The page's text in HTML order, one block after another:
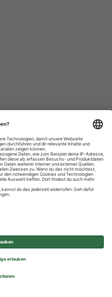
All rights reserved